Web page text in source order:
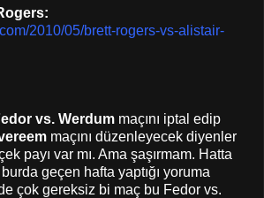
2010/05/brett-rogers-vs-alistair-
vs. Werdum maçını iptal edip
maçını düzenleyecek diyenler
payı var mı. Ama şaşırmam. Hatta
geçen hafta yaptığı yoruma
çok gereksiz bi maç bu Fedor vs.